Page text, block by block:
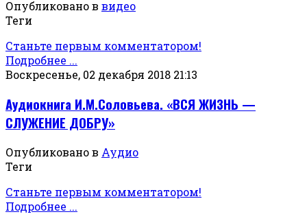
Опубликовано в видео
Теги
Станьте первым комментатором!
Подробнее ...
Воскресенье, 02 декабря 2018 21:13
Аудиокнига И.М.Соловьева. «ВСЯ ЖИЗНЬ —
СЛУЖЕНИЕ ДОБРУ»
Опубликовано в Аудио
Теги
Станьте первым комментатором!
Подробнее ...